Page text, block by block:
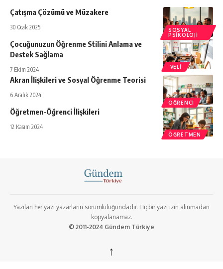
SOSYAL
PSIKOLOJI
Çatışma Çözümü ve Müzakere
30 Ocak 2025
VELI
Çocuğunuzun Öğrenme Stilini Anlama ve
Destek Sağlama
7 Ekim 2024
ÖĞRENCI
Akran İlişkileri ve Sosyal Öğrenme Teorisi
6 Aralık 2024
ÖĞRETMEN
Öğretmen-Öğrenci İlişkileri
12 Kasım 2024
Yazılan her yazı yazarların sorumluluğundadır. Hiçbir yazı izin alınmadan
kopyalanamaz.
© 2011-2024 Gündem Türkiye
↑